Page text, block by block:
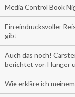
Media Control Book
Ein eindrucksvoller
gibt
Auch das noch!
berichtet von Hunger
Wie erkläre ich